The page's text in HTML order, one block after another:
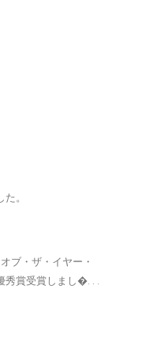
。
ブ・ザ・イヤー・
秀賞受賞しまし�. . .